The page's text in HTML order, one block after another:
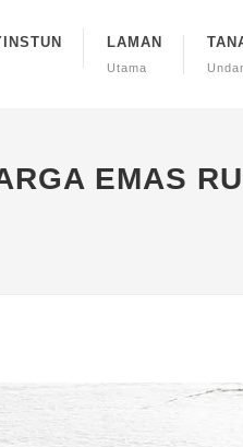
LAMAN
Utama
EMAS